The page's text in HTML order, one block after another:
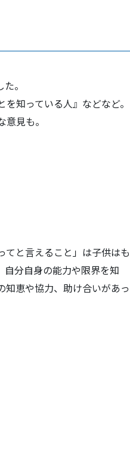
。
知っている人』などなど。
見も。
てと言えること」は子供はも
自分自身の能力や限界を知
知恵や協力、助け合いがあっ